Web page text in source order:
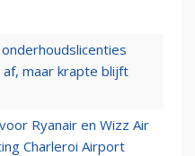
maar krapte blijft
Ryanair en Wizz Air
Charleroi Airport